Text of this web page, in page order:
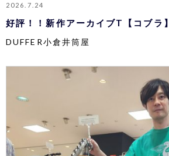
2026.7.24
好評！！新作アーカイブT【コブラ】
DUFFER小倉井筒屋